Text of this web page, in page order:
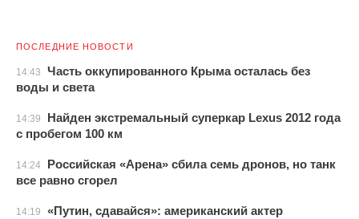
ПОСЛЕДНИЕ НОВОСТИ
14:43
Часть оккупированного Крыма осталась без
воды и света
14:39
Найден экстремальный суперкар Lexus 2012 года
с пробегом 100 км
14:24
Российская «Арена» сбила семь дронов, но танк
все равно сгорел
14:19
«Путин, сдавайся»: американский актер